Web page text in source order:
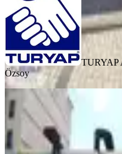
Özsoy
Ankara,